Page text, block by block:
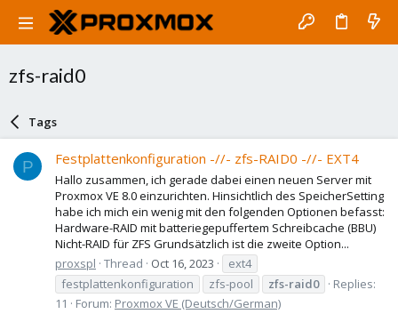
zfs-raid0
Tags
P Festplattenkonfiguration -//- zfs-RAID0 -//- EXT4
Hallo zusammen, ich gerade dabei einen neuen Server mit
Proxmox VE 8.0 einzurichten. Hinsichtlich des SpeicherSetting
habe ich mich ein wenig mit den folgenden Optionen befasst:
Hardware-RAID mit batteriegepuffertem Schreibcache (BBU)
Nicht-RAID für ZFS Grundsätzlich ist die zweite Option...
proxspl Thread Oct 16, 2023
ext4
festplattenkonfiguration
zfs-pool zfs-raid0
Replies:
11
Forum: Proxmox VE (Deutsch/German)